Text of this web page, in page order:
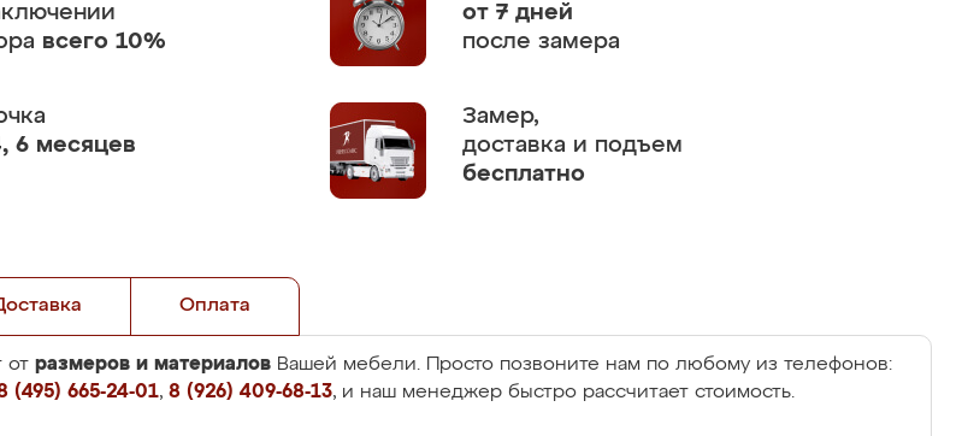
всего 10%
от 7 дней
после замера
6 месяцев
Замер,
доставка и подъем
бесплатно
Оплата
от размеров и материалов Вашей мебели. Просто позвоните нам по любому из телефонов:
(495) 665-24-01, 8 (926) 409-68-13, и наш менеджер быстро рассчитает стоимость.